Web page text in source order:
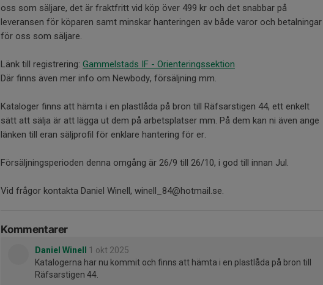
oss som säljare, det är fraktfritt vid köp över 499 kr och det snabbar på
leveransen för köparen samt minskar hanteringen av både varor och betalningar
för oss som säljare.
Länk till registrering: Gammelstads IF - Orienteringssektion
Där finns även mer info om Newbody, försäljning mm.
Kataloger finns att hämta i en plastlåda på bron till Räfsarstigen 44, ett enkelt
sätt att sälja är att lägga ut dem på arbetsplatser mm. På dem kan ni även ange
länken till eran säljprofil för enklare hantering för er.
Försäljningsperioden denna omgång är 26/9 till 26/10, i god till innan Jul.
Vid frågor kontakta Daniel Winell, winell_84@hotmail.se.
Kommentarer
Daniel Winell
1 okt 2025
Katalogerna har nu kommit och finns att hämta i en plastlåda på bron till
Räfsarstigen 44.